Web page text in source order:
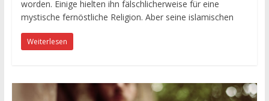
worden. Einige hielten ihn fälschlicherweise für eine
mystische fernöstliche Religion. Aber seine islamischen
Weiterlesen